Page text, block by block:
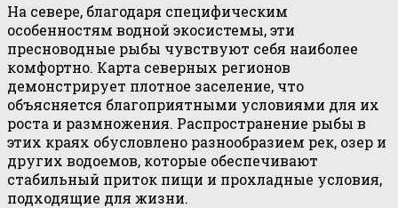
На севере, благодаря специфическим
особенностям водной экосистемы, эти
пресноводные рыбы чувствуют себя наиболее
комфортно. Карта северных регионов
демонстрирует плотное заселение, что
объясняется благоприятными условиями для их
роста и размножения. Распространение рыбы в
этих краях обусловлено разнообразием рек, озер и
других водоемов, которые обеспечивают
стабильный приток пищи и прохладные условия,
подходящие для жизни.